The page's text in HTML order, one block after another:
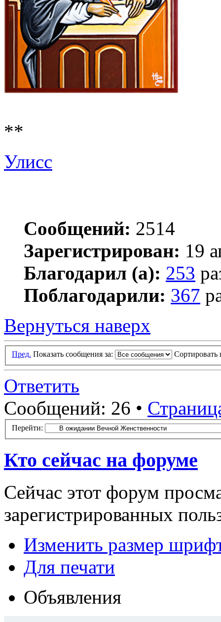
**
Улисс
Сообщений: 2514
Зарегистрирован: 19
Благодарил (а): 253
Поблагодарили: 367
Вернуться наверх
Пред. Показать сообщения за: Сортировать
Ответить
Сообщений: 26 •
Перейти:
Кто сейчас на форуме
Сейчас этот форум
зарегистрированных
Изменить размер
Для печати
Объявления